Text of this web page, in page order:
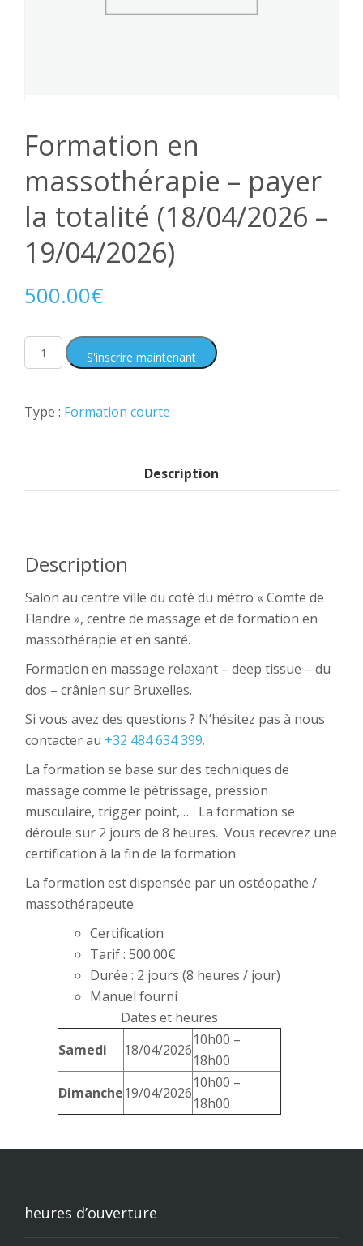
Formation en
massothérapie – payer
la totalité (18/04/2026 –
19/04/2026)
500.00€
S'inscrire maintenant
Type : Formation courte
Description
Description
Salon au centre ville du coté du métro « Comte de
Flandre », centre de massage et de formation en
massothérapie et en santé.
Formation en massage relaxant – deep tissue – du
dos – crânien sur Bruxelles.
Si vous avez des questions ? N’hésitez pas à nous
contacter au +32 484 634 399.
La formation se base sur des techniques de
massage comme le pétrissage, pression
musculaire, trigger point,… La formation se
déroule sur 2 jours de 8 heures. Vous recevrez une
certification à la fin de la formation.
La formation est dispensée par un ostéopathe /
massothérapeute
Certification
Tarif : 500.00€
Durée : 2 jours (8 heures / jour)
Manuel fourni
Dates et heures
Samedi
18/04/2026
10h00 –
18h00
Dimanche19/04/2026
10h00 –
18h00
heures d’ouverture